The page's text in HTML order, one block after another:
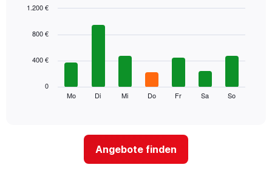
chart
bars.
durchschnittlichen
Mo Di Mi Do Fr Sa So
0
400 €
800 €
1.200 €
Angebote finden